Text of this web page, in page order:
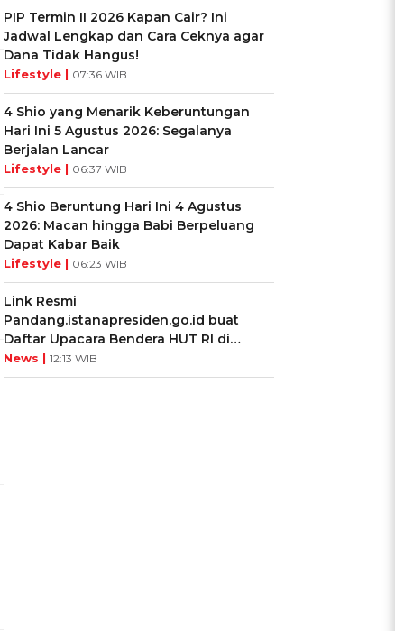
PIP Termin II 2026 Kapan Cair? Ini
Jadwal Lengkap dan Cara Ceknya agar
Dana Tidak Hangus!
Lifestyle | 07:36 WIB
4 Shio yang Menarik Keberuntungan
Hari Ini 5 Agustus 2026: Segalanya
Berjalan Lancar
Lifestyle | 06:37 WIB
4 Shio Beruntung Hari Ini 4 Agustus
2026: Macan hingga Babi Berpeluang
Dapat Kabar Baik
Lifestyle | 06:23 WIB
Link Resmi
Pandang.istanapresiden.go.id buat
Daftar Upacara Bendera HUT RI di
Istana Negara
News | 12:13 WIB